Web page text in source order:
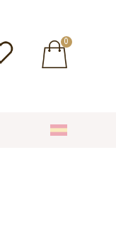
0